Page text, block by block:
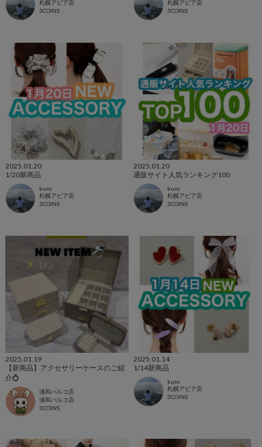
札幌アピア店
3COINS
札幌アピア店
3COINS
2025.01.20
1/20新商品
kuro
札幌アピア店
3COINS
2025.01.20
通販サイト人気ランキング100
kuro
札幌アピア店
3COINS
2025.01.19
【新商品】アクセサリーケースのご紹
介💍
浦和パルコ店
浦和パルコ店
3COINS
2025.01.14
1/14新商品
kuro
札幌アピア店
3COINS